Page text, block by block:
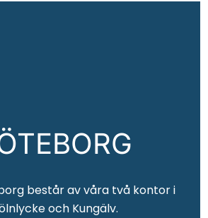
består av våra två kontor i
och Kungälv.